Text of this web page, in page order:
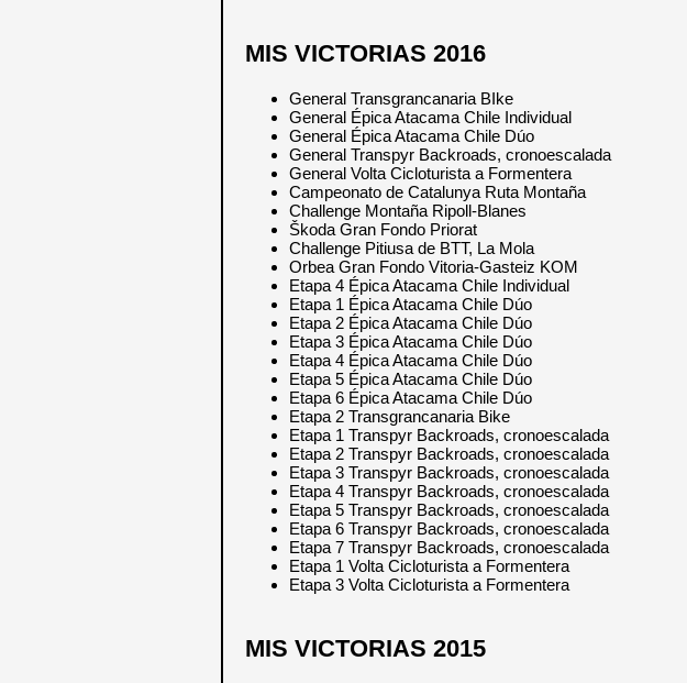
MIS VICTORIAS 2016
General Transgrancanaria BIke
General Épica Atacama Chile Individual
General Épica Atacama Chile Dúo
General Transpyr Backroads, cronoescalada
General Volta Cicloturista a Formentera
Campeonato de Catalunya Ruta Montaña
Challenge Montaña Ripoll-Blanes
Škoda Gran Fondo Priorat
Challenge Pitiusa de BTT, La Mola
Orbea Gran Fondo Vitoria-Gasteiz KOM
Etapa 4 Épica Atacama Chile Individual
Etapa 1 Épica Atacama Chile Dúo
Etapa 2 Épica Atacama Chile Dúo
Etapa 3 Épica Atacama Chile Dúo
Etapa 4 Épica Atacama Chile Dúo
Etapa 5 Épica Atacama Chile Dúo
Etapa 6 Épica Atacama Chile Dúo
Etapa 2 Transgrancanaria Bike
Etapa 1 Transpyr Backroads, cronoescalada
Etapa 2 Transpyr Backroads, cronoescalada
Etapa 3 Transpyr Backroads, cronoescalada
Etapa 4 Transpyr Backroads, cronoescalada
Etapa 5 Transpyr Backroads, cronoescalada
Etapa 6 Transpyr Backroads, cronoescalada
Etapa 7 Transpyr Backroads, cronoescalada
Etapa 1 Volta Cicloturista a Formentera
Etapa 3 Volta Cicloturista a Formentera
MIS VICTORIAS 2015